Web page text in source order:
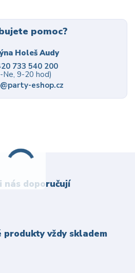
pomoc?
Holeš Audy
733 540 200
Ne, 9-20 hod)
eshop.cz
nás doporučují
produkty vždy skladem